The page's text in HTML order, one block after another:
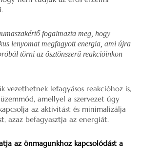
fogalmazta meg, hogy
lenyomat megfagyott energia, ami újra
törni az ösztönszerű reakcióinkon
vezethetnek lefagyásos reakcióhoz is,
amellyel a szervezet úgy
az aktivitást és minimalizálja
azaz befagyasztja az energiát.
az önmagunkhoz kapcsolódást a